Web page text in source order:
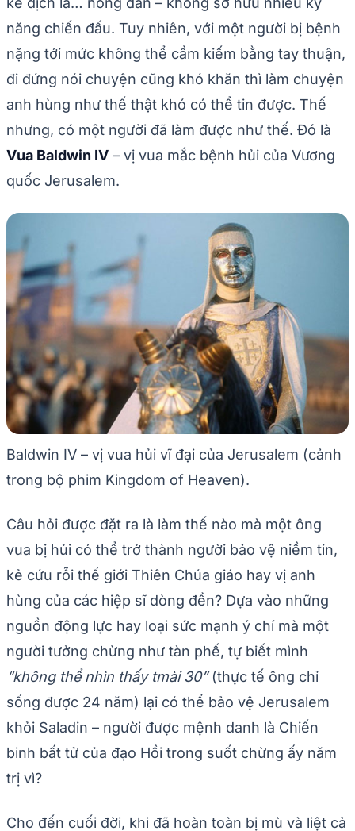
năng chiến đấu. Tuy nhiên, với một người bị bệnh
nặng tới mức không thể cầm kiếm bằng tay thuận,
đi đứng nói chuyện cũng khó khăn thì làm chuyện
anh hùng như thế thật khó có thể tin được. Thế
nhưng, có một người đã làm được như thế. Đó là
Vua Baldwin IV – vị vua mắc bệnh hủi của Vương
quốc Jerusalem.
Baldwin IV – vị vua hủi vĩ đại của Jerusalem (cảnh
trong bộ phim Kingdom of Heaven).
Câu hỏi được đặt ra là làm thế nào mà một ông
vua bị hủi có thể trở thành người bảo vệ niềm tin,
kẻ cứu rỗi thế giới Thiên Chúa giáo hay vị anh
hùng của các hiệp sĩ dòng đền? Dựa vào những
nguồn động lực hay loại sức mạnh ý chí mà một
người tưởng chừng như tàn phế, tự biết mình
“không thể nhìn thấy tmài 30”(thực tế ông chỉ
sống được 24 năm) lại có thể bảo vệ Jerusalem
khỏi Saladin – người được mệnh danh là Chiến
binh bất tử của đạo Hồi trong suốt chừng ấy năm
trị vì?
Cho đến cuối đời, khi đã hoàn toàn bị mù và liệt cả